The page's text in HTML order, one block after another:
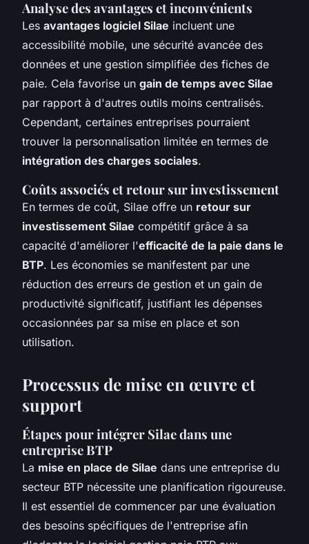
Analyse des avantages et inconvénients
Les avantages logiciel Silae incluent une
accessibilité mobile, une sécurité avancée des
données et une gestion simplifiée des fiches de
paie. Cela favorise un gain de temps avec Silae
par rapport à d'autres outils moins centralisés.
Cependant, certaines entreprises pourraient
trouver la personnalisation limitée en termes de
intégration des charges sociales.
Coûts associés et retour sur investissement
En termes de coût, Silae offre un retour sur
investissement Silae compétitif grâce à sa
capacité d'améliorer l'efficacité de la paie dans le
BTP. Les économies se manifestent par une
réduction des erreurs de gestion et un gain de
productivité significatif, justifiant les dépenses
occasionnées par sa mise en place et son
utilisation.
Processus de mise en œuvre et
support
Étapes pour intégrer Silae dans une
entreprise BTP
La mise en place de Silae dans une entreprise du
secteur BTP nécessite une planification rigoureuse.
Il est essentiel de commencer par une évaluation
des besoins spécifiques de l'entreprise afin